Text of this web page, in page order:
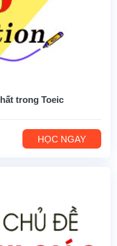
trong Toeic
HỌC NGAY